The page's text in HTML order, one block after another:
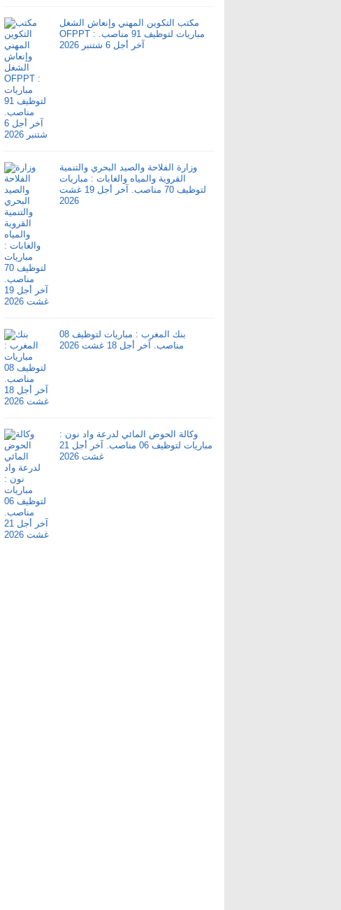
مكتب التكوين المهني وإنعاش الشغل
OFPPT : مباريات لتوظيف 91 مناصب.
آخر أجل 6 شتنبر 2026
وزارة الفلاحة والصيد البحري والتنمية
القروية والمياه والغابات : مباريات
لتوظيف 70 مناصب. آخر أجل 19 غشت
2026
بنك المغرب : مباريات لتوظيف 08
مناصب. آخر أجل 18 غشت 2026
وكالة الحوض المائي لدرعة واد نون :
مباريات لتوظيف 06 مناصب. آخر أجل 21
غشت 2026